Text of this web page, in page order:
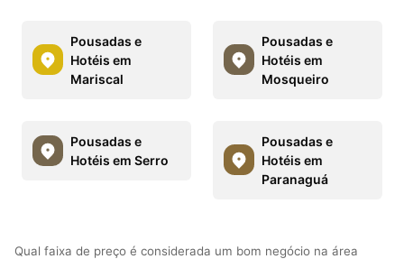
Pousadas e
Hotéis em
Mariscal
Pousadas e
Hotéis em
Mosqueiro
Pousadas e
Hotéis em Serro
Pousadas e
Hotéis em
Paranaguá
Qual faixa de preço é considerada um bom negócio na área